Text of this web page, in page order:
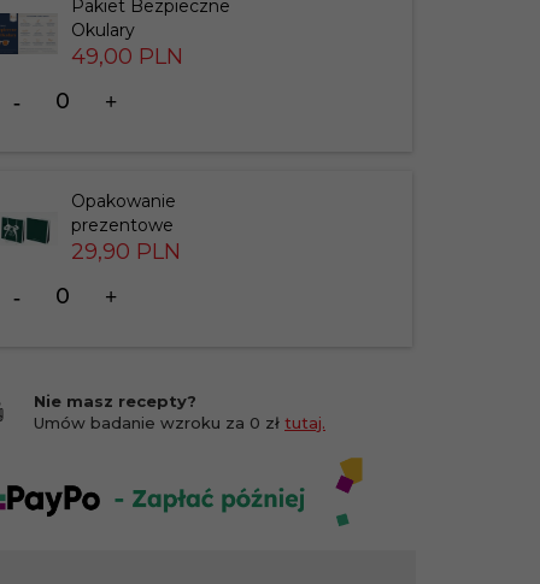
Pakiet Bezpieczne
Okulary
49,00 PLN
dla
Opakowanie
prezentowe
29,90 PLN
dla
Nie masz recepty?
Umów badanie wzroku za 0 zł tutaj.